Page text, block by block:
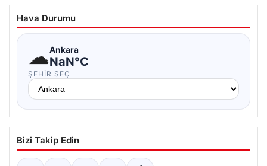
Hava Durumu
☁Ankara
NaN°C
ŞEHIR SEÇ
Bizi Takip Edin